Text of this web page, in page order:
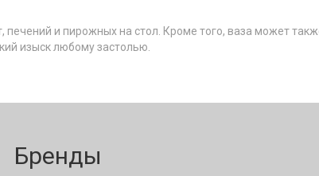
и пирожных на стол. Кроме того, ваза может
изыск любому застолью.
Бренды